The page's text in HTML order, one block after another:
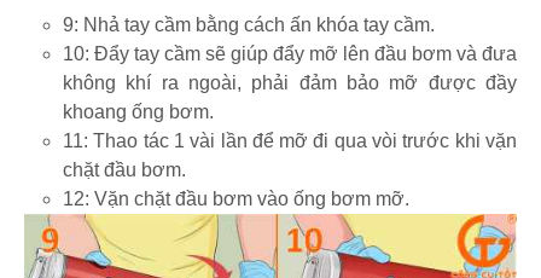
9: Nhả tay cầm bằng cách ấn khóa tay cầm.
10: Đẩy tay cầm sẽ giúp đẩy mỡ lên đầu bơm và đưa
không khí ra ngoài, phải đảm bảo mỡ được đầy
khoang ống bơm.
11: Thao tác 1 vài lần để mỡ đi qua vòi trước khi vặn
chặt đầu bơm.
12: Vặn chặt đầu bơm vào ống bơm mỡ.